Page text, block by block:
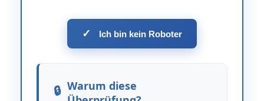
✓ Ich bin kein Roboter
Warum diese